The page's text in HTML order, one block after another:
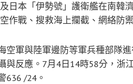
日本「伊勢號」護衛艦在南韓
作戰、搜救海上攔截、網絡防
空軍與陸軍邊防等軍兵種部隊
與反應。7月4日14時58分，浙
636 /24。